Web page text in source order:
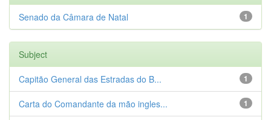
1
Senado da Câmara de Natal
Subject
1
Capitão General das Estradas do B...
1
Carta do Comandante da mão ingles...